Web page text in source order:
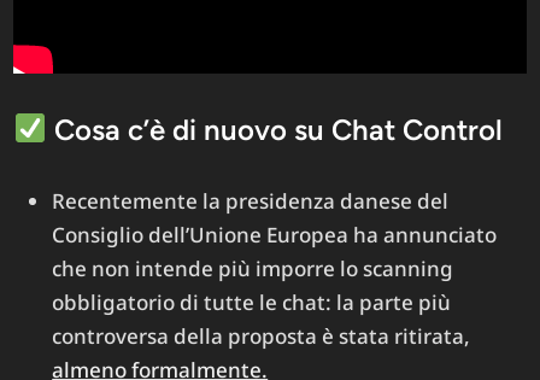
Cosa c’è di nuovo su Chat Control
Recentemente la presidenza danese del
Consiglio dell’Unione Europea ha annunciato
che non intende più imporre lo scanning
obbligatorio di tutte le chat: la parte più
controversa della proposta è stata ritirata,
almeno formalmente.